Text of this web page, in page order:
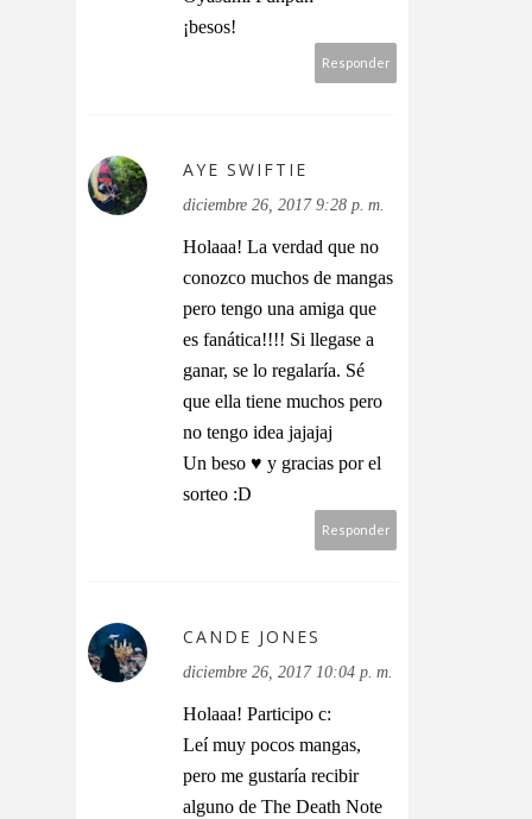
¡besos!
Responder
AYE SWIFTIE
diciembre 26, 2017 9:28 p. m.
Holaaa! La verdad que no
conozco muchos de mangas
pero tengo una amiga que
es fanática!!!! Si llegase a
ganar, se lo regalaría. Sé
que ella tiene muchos pero
no tengo idea jajajaj
Un beso ♥ y gracias por el
sorteo :D
Responder
CANDE JONES
diciembre 26, 2017 10:04 p. m.
Holaaa! Participo c:
Leí muy pocos mangas,
pero me gustaría recibir
alguno de The Death Note